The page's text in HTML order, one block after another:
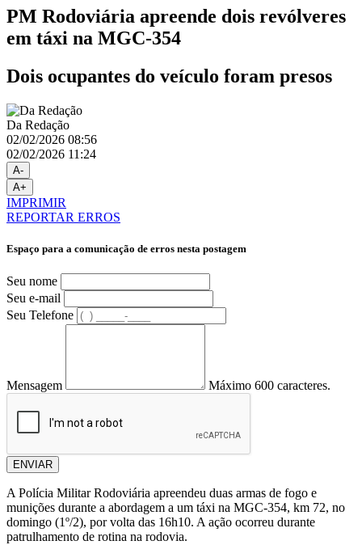
PM Rodoviária apreende dois revólveres
em táxi na MGC-354
Dois ocupantes do veículo foram presos
Da Redação
02/02/2026 08:56
02/02/2026 11:24
A-
A+
IMPRIMIR
REPORTAR ERROS
Espaço para a comunicação de erros nesta postagem
Seu nome
Seu e-mail
Seu Telefone
Mensagem Máximo 600 caracteres.
ENVIAR
A Polícia Militar Rodoviária apreendeu duas armas de fogo e
munições durante a abordagem a um táxi na MGC-354, km 72, no
domingo (1º/2), por volta das 16h10. A ação ocorreu durante
patrulhamento de rotina na rodovia.